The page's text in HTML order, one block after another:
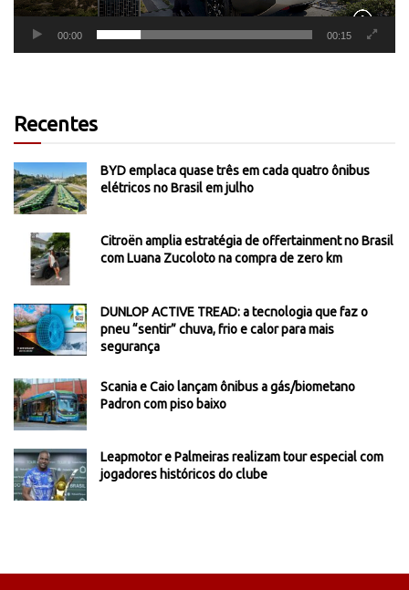
00:00 00:15
Recentes
BYD emplaca quase três em cada quatro ônibus
elétricos no Brasil em julho
Citroën amplia estratégia de offertainment no Brasil
com Luana Zucoloto na compra de zero km
DUNLOP ACTIVE TREAD: a tecnologia que faz o
pneu “sentir” chuva, frio e calor para mais
segurança
Scania e Caio lançam ônibus a gás/biometano
Padron com piso baixo
Leapmotor e Palmeiras realizam tour especial com
jogadores históricos do clube